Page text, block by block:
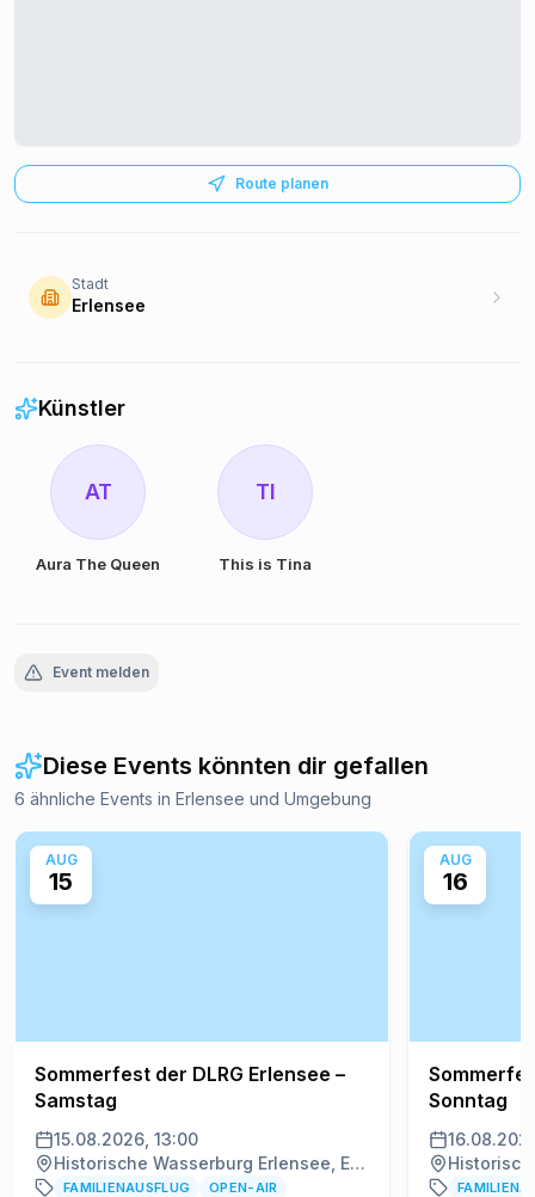
Route planen
Stadt
Erlensee
Künstler
AT
Aura The Queen
TI
This is Tina
Event melden
Diese Events könnten dir gefallen
6 ähnliche Events in Erlensee und Umgebung
AUG
15
Sommerfest der DLRG Erlensee –
Samstag
15.08.2026, 13:00
Historische Wasserburg Erlensee, Erlensee
FAMILIENAUSFLUG
OPEN-AIR
AUG
16
Sonntag